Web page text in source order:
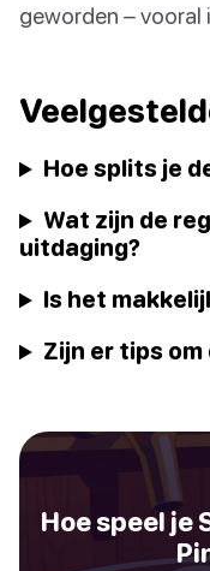
geworden – vooral
Hoe splits je
Wat zijn de
uitdaging?
Is het
Zijn er tips
Hoe speel je